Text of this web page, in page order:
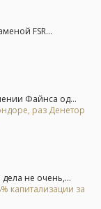
FSR...
Файнса од...
раз Денетор
не очень,...
капитализации за